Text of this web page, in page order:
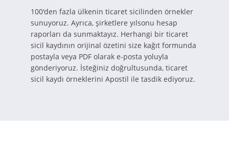
100'den fazla ülkenin ticaret sicilinden örnekler
sunuyoruz. Ayrıca, şirketlere yılsonu hesap
raporları da sunmaktayız. Herhangi bir ticaret
sicil kaydının orijinal özetini size kağıt formunda
postayla veya PDF olarak e-posta yoluyla
gönderiyoruz. İsteğiniz doğrultusunda, ticaret
sicil kaydı örneklerini Apostil ile tasdik ediyoruz.